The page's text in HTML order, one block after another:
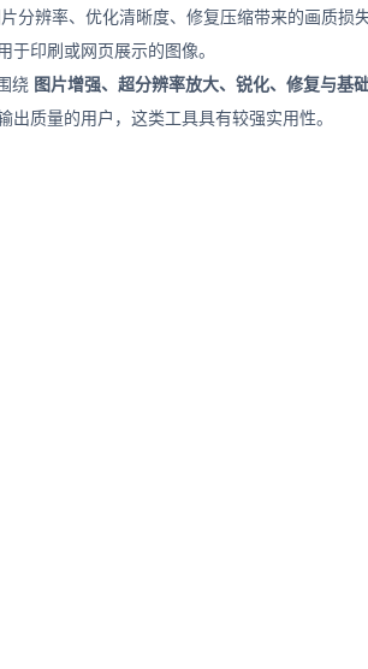
分辨率、优化清晰度、修复压缩带来的画质损
印刷或网页展示的图像。
绕 图片增强、超分辨率放大、锐化、修复与基
质量的用户，这类工具具有较强实用性。